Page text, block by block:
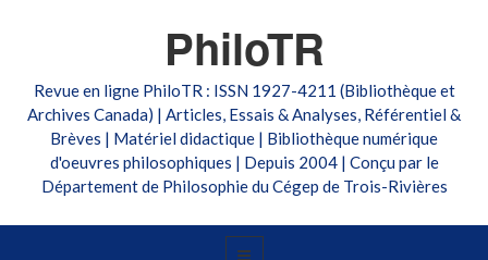
PhiloTR
Revue en ligne PhiloTR : ISSN 1927-4211 (Bibliothèque et
Archives Canada) | Articles, Essais & Analyses, Référentiel &
Brèves | Matériel didactique | Bibliothèque numérique
d'oeuvres philosophiques | Depuis 2004 | Conçu par le
Département de Philosophie du Cégep de Trois-Rivières